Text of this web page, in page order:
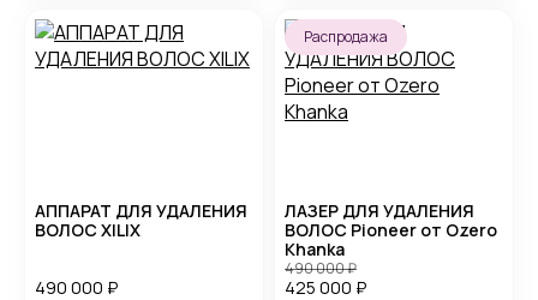
АППАРАТ ДЛЯ УДАЛЕНИЯ
ВОЛОС XILIX
490 000 ₽
Распродажа
ЛАЗЕР ДЛЯ УДАЛЕНИЯ
ВОЛОС Pioneer от Ozero
Khanka
425 000 ₽
490 000₽